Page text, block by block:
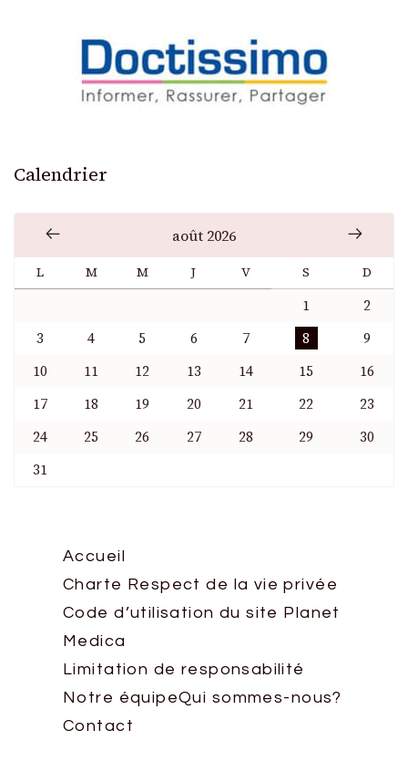
Calendrier
août 2026
L M M J V S D
1
2
3
4 5 6 7 8
9
10
11 12 13 14 15
16
17
18 19 20 21 22
23
24
25 26 27 28 29
30
31
Accueil
Charte Respect de la vie privée
Code d’utilisation du site Planet
Medica
Limitation de responsabilité
Notre équipeQui sommes-nous?
Contact